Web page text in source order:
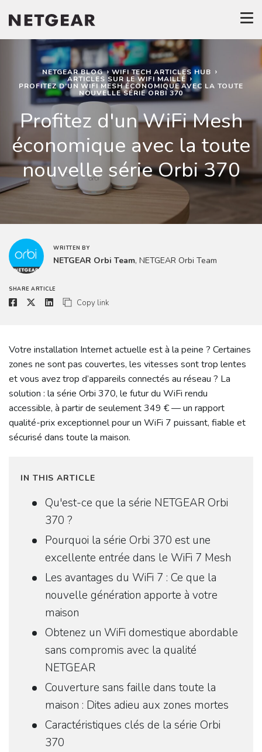
NETGEAR BLOG WIFI TECH ARTICLES HUB
ARTICLES SUR LE WIFI MAILLÉ
PROFITEZ D’UN WIFI MESH ÉCONOMIQUE AVEC LA TOUTE
NOUVELLE SÉRIE ORBI 370
Profitez d'un WiFi Mesh
économique avec la toute
nouvelle série Orbi 370
WRITTEN BY
NETGEAR Orbi Team, NETGEAR Orbi Team
SHARE ARTICLE
Copy link
Votre installation Internet actuelle est à la peine ? Certaines
zones ne sont pas couvertes, les vitesses sont trop lentes
et vous avez trop d’appareils connectés au réseau ? La
solution : la série Orbi 370, le futur du WiFi rendu
accessible, à partir de seulement 349 € — un rapport
qualité-prix exceptionnel pour un WiFi 7 puissant, fiable et
sécurisé dans toute la maison.
IN THIS ARTICLE
Qu'est-ce que la série NETGEAR Orbi
370 ?
Pourquoi la série Orbi 370 est une
excellente entrée dans le WiFi 7 Mesh
Les avantages du WiFi 7 : Ce que la
nouvelle génération apporte à votre
maison
Obtenez un WiFi domestique abordable
sans compromis avec la qualité
NETGEAR
Couverture sans faille dans toute la
maison : Dites adieu aux zones mortes
Caractéristiques clés de la série Orbi
370